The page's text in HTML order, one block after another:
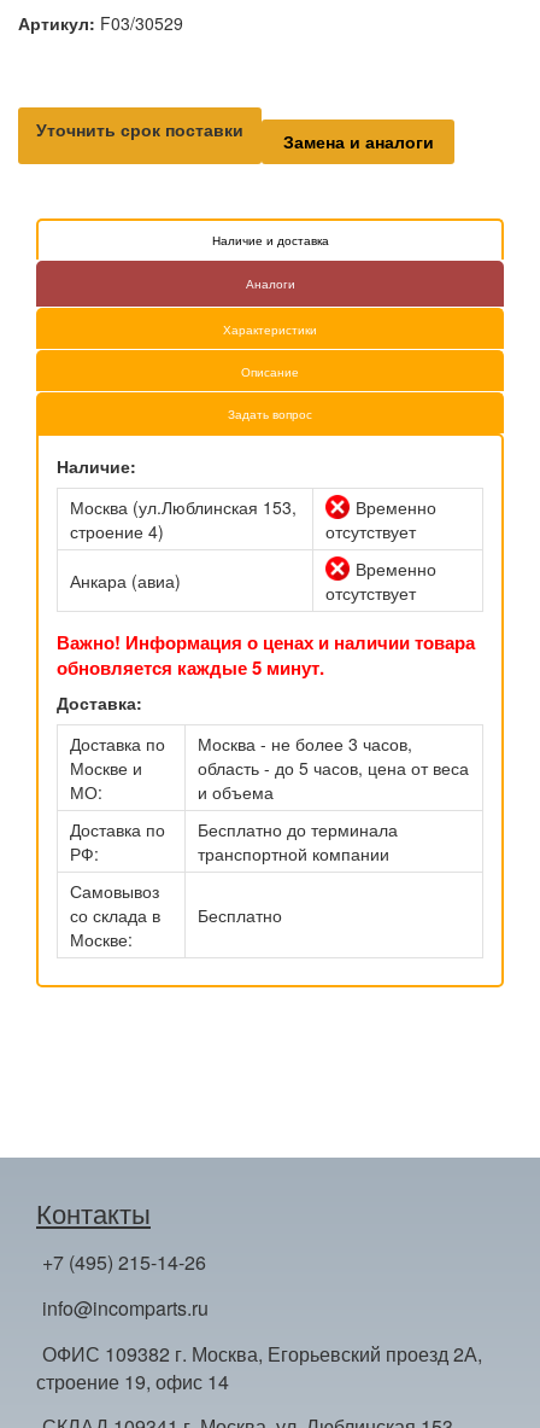
Артикул: F03/30529
Уточнить срок поставки Замена и аналоги
Наличие и доставка
Аналоги
Характеристики
Описание
Задать вопрос
Наличие:
Москва (ул.Люблинская 153,
строение 4)
Временно
отсутствует
Анкара (авиа)
Временно
отсутствует
Важно! Информация о ценах и наличии товара
обновляется каждые 5 минут.
Доставка:
Доставка по
Москве и
МО:
Москва - не более 3 часов,
область - до 5 часов, цена от веса
и объема
Доставка по
РФ:
Бесплатно до терминала
транспортной компании
Самовывоз
со склада в
Москве:
Бесплатно
Контакты
+7 (495) 215-14-26
info@incomparts.ru
ОФИС 109382 г. Москва, Егорьевский проезд 2А,
строение 19, офис 14